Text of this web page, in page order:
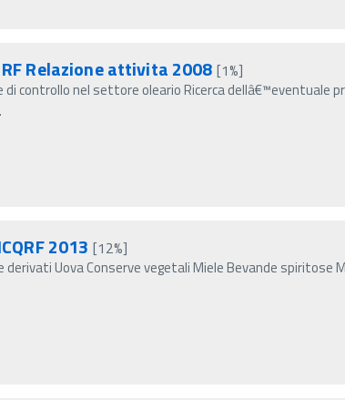
Relazione attivita 2008 [1%]
di controllo nel settore oleario Ricerca dellâ€™eventuale
2013 [12%]
derivati Uova Conserve vegetali Miele Bevande spiritose